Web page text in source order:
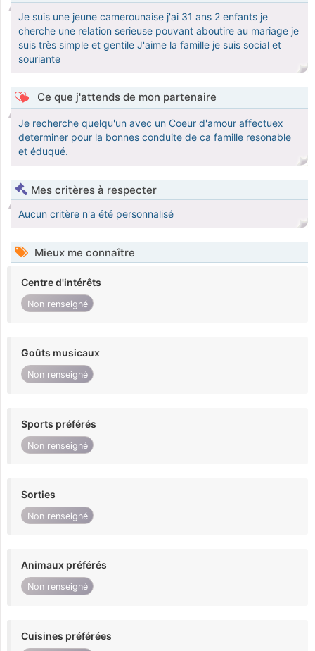
Je suis une jeune camerounaise j'ai 31 ans 2 enfants je
cherche une relation serieuse pouvant aboutire au mariage je
suis très simple et gentile J'aime la famille je suis social et
souriante
Ce que j'attends de mon partenaire
Je recherche quelqu'un avec un Coeur d'amour affectuex
determiner pour la bonnes conduite de ca famille resonable
et éduqué.
Mes critères à respecter
Aucun critère n'a été personnalisé
Mieux me connaître
Centre d'intérêts
Non renseigné
Goûts musicaux
Non renseigné
Sports préférés
Non renseigné
Sorties
Non renseigné
Animaux préférés
Non renseigné
Cuisines préférées